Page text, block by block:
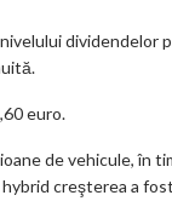
dividendelor
euro.
de vehicule, în
creşterea a